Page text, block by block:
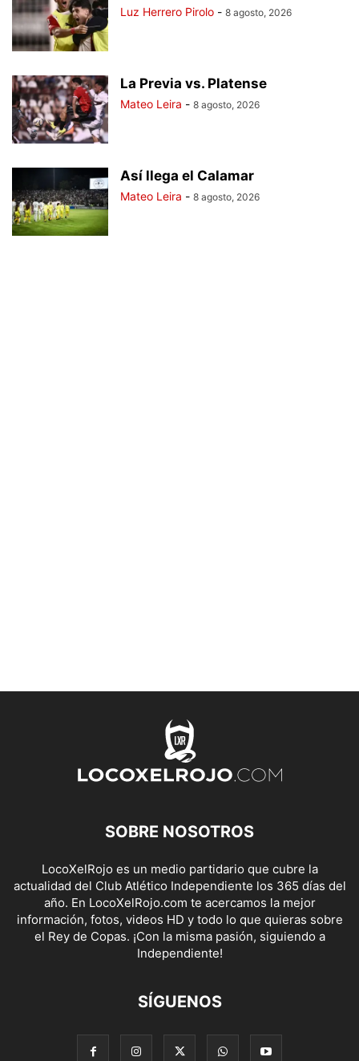
Luz Herrero Pirolo - 8 agosto, 2026
La Previa vs. Platense
Mateo Leira - 8 agosto, 2026
Así llega el Calamar
Mateo Leira - 8 agosto, 2026
SOBRE NOSOTROS
LocoXelRojo es un medio partidario que cubre la
actualidad del Club Atlético Independiente los 365 días del
año. En LocoXelRojo.com te acercamos la mejor
información, fotos, videos HD y todo lo que quieras sobre
el Rey de Copas. ¡Con la misma pasión, siguiendo a
Independiente!
SÍGUENOS